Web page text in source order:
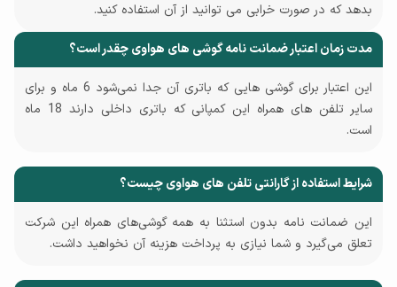
بدهد که در صورت خرابی می توانید از آن استفاده کنید.
مدت زمان اعتبار ضمانت نامه گوشی های هواوی چقدر است؟
این اعتبار برای گوشی هایی که باتری آن جدا نمی‌شود 6 ماه و برای
سایر تلفن های همراه این کمپانی که باتری داخلی دارند 18 ماه
است.
شرایط استفاده از گارانتی تلفن های هواوی چیست؟
این ضمانت نامه بدون استثنا به همه گوشی‌های همراه این شرکت
تعلق می‌گیرد و شما نیازی به پرداخت هزینه آن نخواهید داشت.